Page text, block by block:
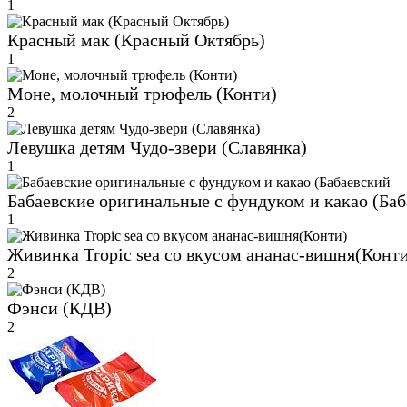
1
Красный мак (Красный Октябрь)
1
Моне, молочный трюфель (Конти)
2
Левушка детям Чудо-звери (Славянка)
1
Бабаевские оригинальные с фундуком и какао
1
Живинка Tropic sea со вкусом ананас-
2
Фэнси (КДВ)
2